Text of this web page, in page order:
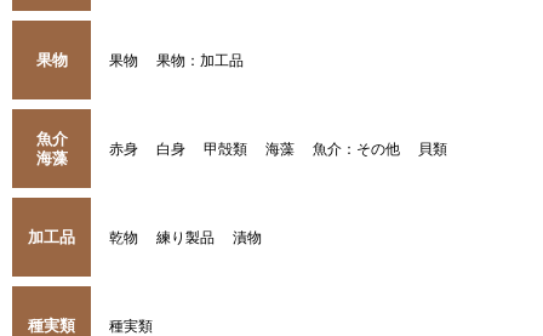
果物 果物 果物：加工品
魚介
海藻
赤身 白身 甲殻類 海藻 魚介：その他 貝類
加工品 乾物 練り製品 漬物
種実類 種実類